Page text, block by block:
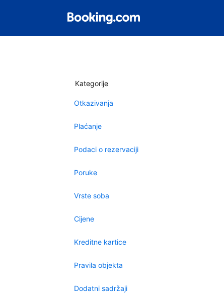
Kategorije
Otkazivanja
Plaćanje
Podaci o rezervaciji
Poruke
Vrste soba
Cijene
Kreditne kartice
Pravila objekta
Dodatni sadržaji